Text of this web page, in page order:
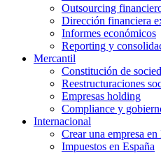
Outsourcing
Dirección financiera
Informes económicos
Reporting y
Mercantil
Constitución de
Reestructuraciones
Empresas holding
Compliance y
Internacional
Crear una empresa en
Impuestos en España